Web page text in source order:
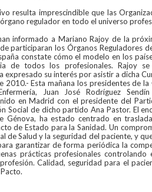
resulta imprescindible que las
regulador en todo el universo
informado a Mariano Rajoy de la
participaran los Órganos Reguladores
constate cómo el modelo en los
de todos los profesionales. Rajoy
expresado su interés por asistir a dicha
Esta mañana los presidentes de la
Juan José Rodríguez
en Madrid con el presidente del
Social de dicho partido Ana Pastor. El
Génova, ha estado centrado en
de Estado para la Sanidad. Un
de Salud y la seguridad del paciente, y
garantizar de forma periódica la
prácticas profesionales
Calidad, seguridad para el